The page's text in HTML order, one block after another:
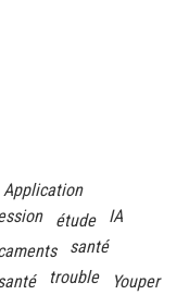
Application
étude
IA
santé
trouble Youper